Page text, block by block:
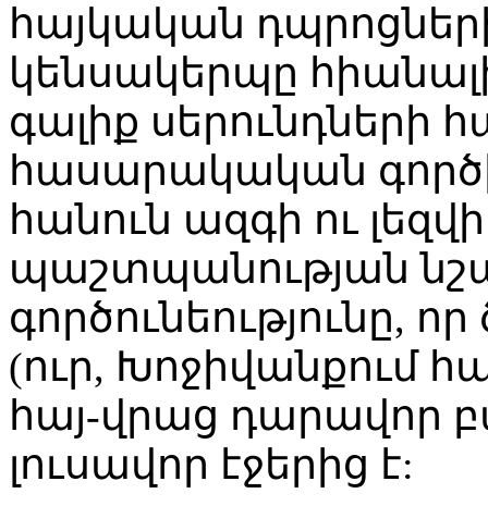
հայկական
կենսակերպը
գալիք սերունդների
հասարակական
հանուն ազգի ու
պաշտպանության
գործունեությունը,
(ուր, Խոջիվանքում
հայ-վրաց դարավոր
լուսավոր էջերից է: